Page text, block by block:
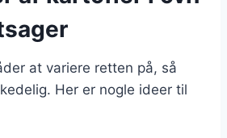
at variere retten på, så
Her er nogle ideer til